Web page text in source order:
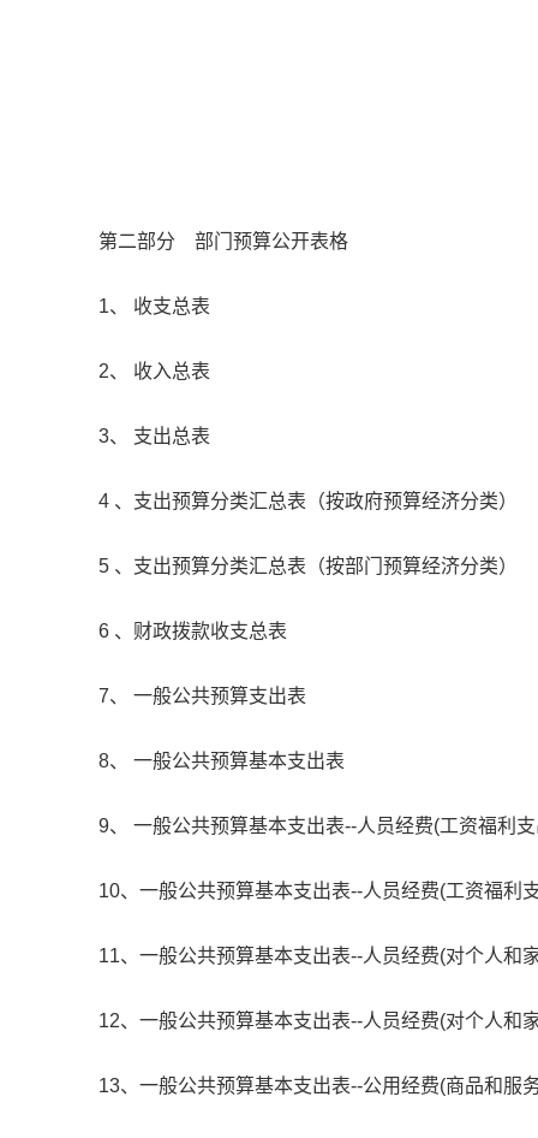
第二部分 部门预算公开表格
1、 收支总表
2、 收入总表
3、 支出总表
4 、支出预算分类汇总表（按政府预算经济分类）
5 、支出预算分类汇总表（按部门预算经济分类）
6 、财政拨款收支总表
7、 一般公共预算支出表
8、 一般公共预算基本支出表
9、 一般公共预算基本支出表--人员经费(工资福利
10、一般公共预算基本支出表--人员经费(工资福利
11、一般公共预算基本支出表--人员经费(对个人和
12、一般公共预算基本支出表--人员经费(对个人和
13、一般公共预算基本支出表--公用经费(商品和服